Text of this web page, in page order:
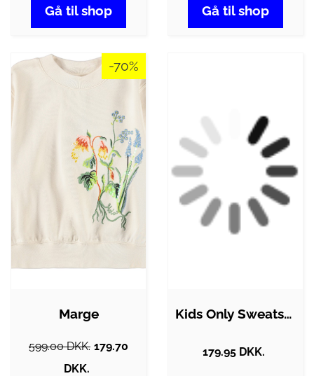
Gå til shop Gå til shop
-70%
Marge
599.00 DKK. 179.70
DKK.
Kids Only Sweatshirt - KogSweat - Mauve…
179.95 DKK.